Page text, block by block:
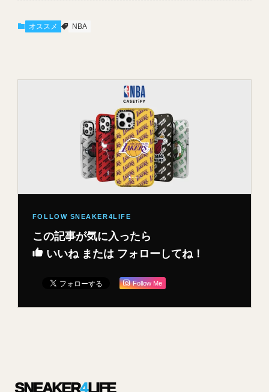
オススメ NBA
この記事が気に入ったら
いいね または フォローしてね！
Follow Me
SNEAKER4LIFE